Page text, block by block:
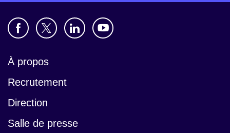
À propos
Recrutement
Direction
Salle de presse